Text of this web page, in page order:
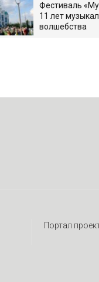
Фестиваль
11 лет
волшебства
Портал